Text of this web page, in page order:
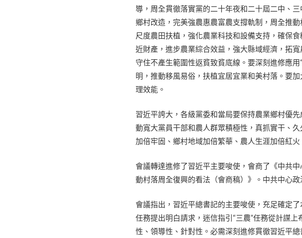
導，周全貫徹落實黨的二十年夜和二十屆二中、
鄉村改造，完美強農惠農富農支撐軌制，周全推
尺度農田扶植，強化農業科技和設備支持，確保
近財產，進步農業綜合效益，強大縣域經濟，拓
守住不產生範圍性返貧致貧底線。要深刻進修應
明，推動移風易俗，扶植宜居宜業和美村落。要
理效能。
習近平誇大，各級黨委和當局要保持農業鄉村優
動寬大黨員干部和農人群眾積極性，真抓實干、
加倍牢固、鄉村地域加倍繁華、農人生涯加倍紅
會議轉達進修了習近平主要唆使，會商了《中共
動村落周全復興的看法（會商稿）》。中共中心
會議指出，習近平總書記的主要唆使，充足確定
任務提出明白請求，迷信指引“三農”任務從計謀
性、領導性、針對性。必需深刻進修貫徹習近平